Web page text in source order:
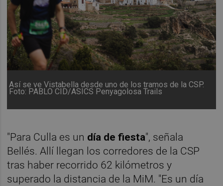
Así se ve Vistabella desde uno de los tramos de la CSP.
Foto: PABLO CID/ASICS Penyagolosa Trails
"Para Culla es un día de fiesta", señala
Bellés. Allí llegan los corredores de la CSP
tras haber recorrido 62 kilómetros y
superado la distancia de la MiM. "Es un día